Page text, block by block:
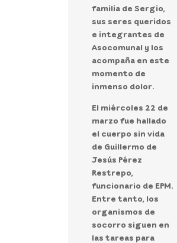
familia de Sergio,
sus seres queridos
e integrantes de
Asocomunal y los
acompaña en este
momento de
inmenso dolor.
El miércoles 22 de
marzo fue hallado
el cuerpo sin vida
de Guillermo de
Jesús Pérez
Restrepo,
funcionario de EPM.
Entre tanto, los
organismos de
socorro siguen en
las tareas para